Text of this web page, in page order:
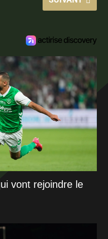
vont rejoindre le